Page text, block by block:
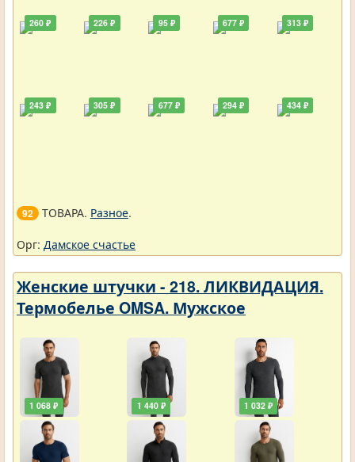
260 ₽
243 ₽
226 ₽
305 ₽
95 ₽
677 ₽
677 ₽
294 ₽
313 ₽
434 ₽
92 ТОВАРА. Разное.
Орг: Дамское счастье
Женские штучки - 218. ЛИКВИДАЦИЯ.
Термобелье OMSA. Мужское
1 068 ₽ 1 440 ₽ 1 032 ₽